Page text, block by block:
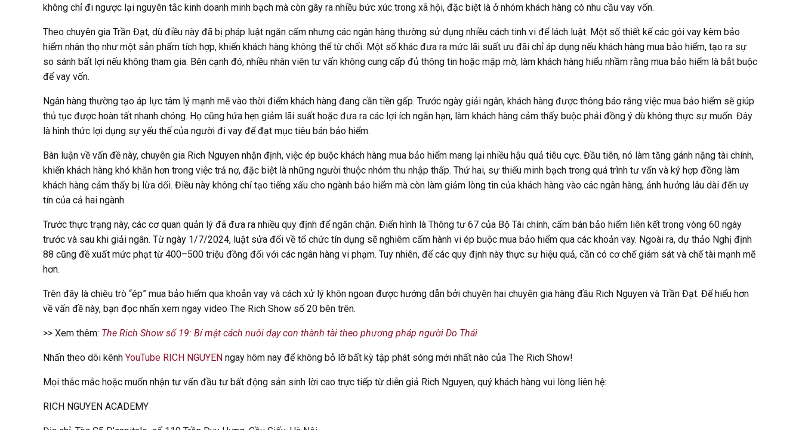
không chỉ đi ngược lại nguyên tắc kinh doanh minh bạch mà còn gây ra nhiều bức xúc trong xã hội, đặc biệt là ở nhóm khách hàng có nhu cầu vay vốn.
Theo chuyên gia Trần Đạt, dù điều này đã bị pháp luật ngăn cấm nhưng các ngân hàng thường sử dụng nhiều cách tinh vi để lách luật. Một số thiết kế các gói vay kèm bảo
hiểm nhân thọ như một sản phẩm tích hợp, khiến khách hàng không thể từ chối. Một số khác đưa ra mức lãi suất ưu đãi chỉ áp dụng nếu khách hàng mua bảo hiểm, tạo ra sự
so sánh bất lợi nếu không tham gia. Bên cạnh đó, nhiều nhân viên tư vấn không cung cấp đủ thông tin hoặc mập mờ, làm khách hàng hiểu nhầm rằng mua bảo hiểm là bắt buộc
để vay vốn.
Ngân hàng thường tạo áp lực tâm lý mạnh mẽ vào thời điểm khách hàng đang cần tiền gấp. Trước ngày giải ngân, khách hàng được thông báo rằng việc mua bảo hiểm sẽ giúp
thủ tục được hoàn tất nhanh chóng. Họ cũng hứa hẹn giảm lãi suất hoặc đưa ra các lợi ích ngắn hạn, làm khách hàng cảm thấy buộc phải đồng ý dù không thực sự muốn. Đây
là hình thức lợi dụng sự yếu thế của người đi vay để đạt mục tiêu bán bảo hiểm.
Bàn luận về vấn đề này, chuyên gia Rich Nguyen nhận định, việc ép buộc khách hàng mua bảo hiểm mang lại nhiều hậu quả tiêu cực. Đầu tiên, nó làm tăng gánh nặng tài chính,
khiến khách hàng khó khăn hơn trong việc trả nợ, đặc biệt là những người thuộc nhóm thu nhập thấp. Thứ hai, sự thiếu minh bạch trong quá trình tư vấn và ký hợp đồng làm
khách hàng cảm thấy bị lừa dối. Điều này không chỉ tạo tiếng xấu cho ngành bảo hiểm mà còn làm giảm lòng tin của khách hàng vào các ngân hàng, ảnh hưởng lâu dài đến uy
tín của cả hai ngành.
Trước thực trạng này, các cơ quan quản lý đã đưa ra nhiều quy định để ngăn chặn. Điển hình là Thông tư 67 của Bộ Tài chính, cấm bán bảo hiểm liên kết trong vòng 60 ngày
trước và sau khi giải ngân. Từ ngày 1/7/2024, luật sửa đổi về tổ chức tín dụng sẽ nghiêm cấm hành vi ép buộc mua bảo hiểm qua các khoản vay. Ngoài ra, dự thảo Nghị định
88 cũng đề xuất mức phạt từ 400–500 triệu đồng đối với các ngân hàng vi phạm. Tuy nhiên, để các quy định này thực sự hiệu quả, cần có cơ chế giám sát và chế tài mạnh mẽ
hơn.
Trên đây là chiêu trò “ép” mua bảo hiểm qua khoản vay và cách xử lý khôn ngoan được hướng dẫn bởi chuyên hai chuyên gia hàng đầu Rich Nguyen và Trần Đạt. Để hiểu hơn
về vấn đề này, bạn đọc nhấn xem ngay video The Rich Show số 20 bên trên.
>> Xem thêm: The Rich Show số 19: Bí mật cách nuôi dạy con thành tài theo phương pháp người Do Thái
Nhấn theo dõi kênh YouTube RICH NGUYEN ngay hôm nay để không bỏ lỡ bất kỳ tập phát sóng mới nhất nào của The Rich Show!
Mọi thắc mắc hoặc muốn nhận tư vấn đầu tư bất động sản sinh lời cao trực tiếp từ diễn giả Rich Nguyen, quý khách hàng vui lòng liên hệ:
RICH NGUYEN ACADEMY